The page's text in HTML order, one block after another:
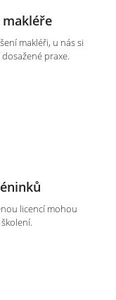
makléře
makléři, u nás si
praxe.
licencí mohou